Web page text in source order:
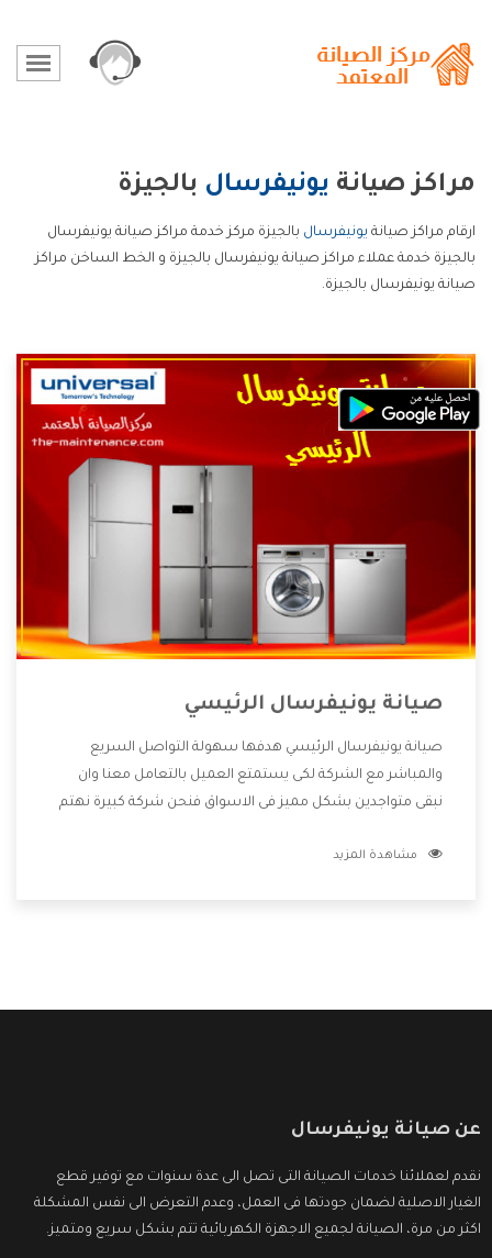
مراكز صيانة يونيفرسال بالجيزة
ارقام مراكز صيانة يونيفرسال بالجيزة مركز خدمة مراكز صيانة يونيفرسال
بالجيزة خدمة عملاء مراكز صيانة يونيفرسال بالجيزة و الخط الساخن مراكز
صيانة يونيفرسال بالجيزة.
صيانة يونيفرسال الرئيسي
صيانة يونيفرسال الرئيسي هدفها سهولة التواصل السريع
والمباشر مع الشركة لكى يستمتع العميل بالتعامل معنا وان
نبقى متواجدين بشكل مميز فى الاسواق فنحن شركة كبيرة نهتم
الشركة بها والتى تكون منها خدمة الصيانة التى تكون من أهم
مشاهدة المزيد
عن صيانة يونيفرسال
نقدم لعملائنا خدمات الصيانة التى تصل الى عدة سنوات مع توفير قطع
الغيار الاصلية لضمان جودتها فى العمل، وعدم التعرض الى نفس المشكلة
اكثر من مرة، الصيانة لجميع الاجهزة الكهربائية تتم بشكل سريع ومتميز.